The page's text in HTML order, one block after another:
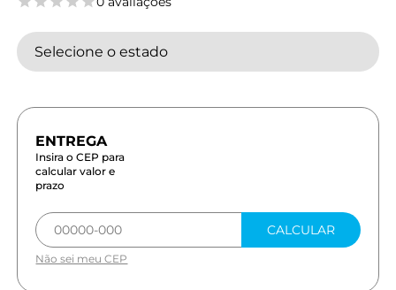
Selecione o estado
Insira o CEP para
calcular valor e
prazo
CALCULAR
Não sei meu CEP